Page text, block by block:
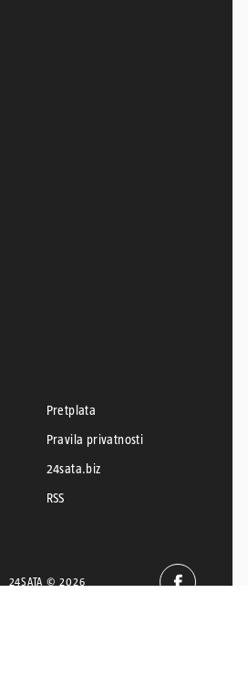
Pretplata
Pravila privatnosti
24sata.biz
RSS
24SATA © 2026